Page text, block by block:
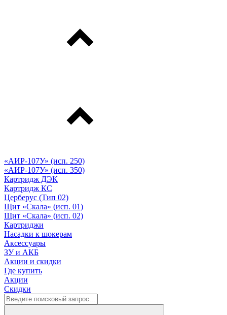
«АИР-107У» (исп. 250)
«АИР-107У» (исп. 350)
Картридж ДЭК
Картридж КС
Церберус (Тип 02)
Щит «Скала» (исп. 01)
Щит «Скала» (исп. 02)
Картриджи
Насадки к шокерам
Аксессуары
ЗУ и АКБ
Акции и скидки
Где купить
Акции
Скидки